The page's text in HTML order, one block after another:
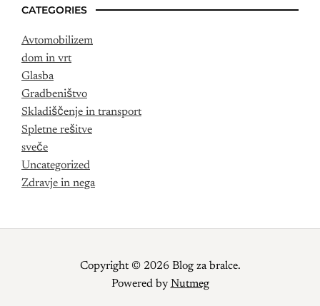
CATEGORIES
Avtomobilizem
dom in vrt
Glasba
Gradbeništvo
Skladiščenje in transport
Spletne rešitve
sveče
Uncategorized
Zdravje in nega
Copyright © 2026 Blog za bralce.
Powered by Nutmeg